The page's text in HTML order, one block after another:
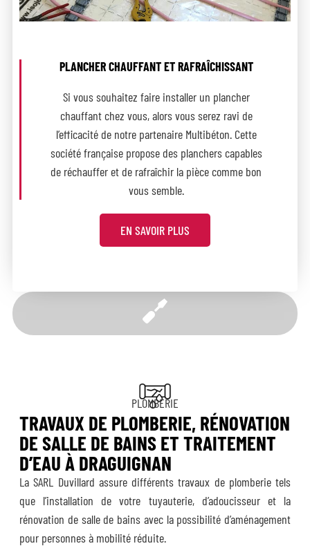
PLANCHER CHAUFFANT ET RAFRAÎCHISSANT
Si vous souhaitez faire installer un plancher
chauffant chez vous, alors vous serez ravi de
l’efficacité de notre partenaire Multibéton. Cette
société française propose des planchers capables
de réchauffer et de rafraîchir la pièce comme bon
vous semble.
EN SAVOIR PLUS
PLOMBERIE
TRAVAUX DE PLOMBERIE, RÉNOVATION
DE SALLE DE BAINS ET TRAITEMENT
D’EAU À DRAGUIGNAN
La SARL Duvillard assure différents travaux de plomberie tels
que l’installation de votre tuyauterie, d’adoucisseur et la
rénovation de salle de bains avec la possibilité d’aménagement
pour personnes à mobilité réduite.